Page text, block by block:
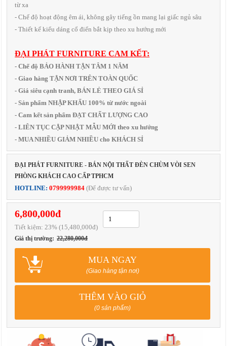
từ xa
- Chế độ hoạt động êm ái, không gây tiếng ồn mang lại giấc ngủ sâu
- Thiết kế kiểu dáng cổ điển bắt kịp theo xu hướng mới
ĐẠI PHÁT FURNITURE CAM KẾT:
- Chế độ BẢO HÀNH TẬN TÂM 1 NĂM
- Giao hàng TẬN NƠI TRÊN TOÀN QUỐC
- Giá siêu cạnh tranh, BÁN LẺ THEO GIÁ SỈ
- Sản phẩm NHẬP KHẨU 100% từ nước ngoài
- Cam kết sản phẩm ĐẠT CHẤT LƯỢNG CAO
- LIÊN TỤC CẬP NHẬT MẪU MỚI theo xu hướng
- MUA NHIỀU GIẢM NHIỀU cho KHÁCH SỈ
ĐẠI PHÁT FURNITURE - BÁN NỘI THẤT ĐÈN CHÙM VÒI SEN
PHÒNG KHÁCH CAO CẤP TPHCM
HOTLINE:0799999984 (Để được tư vấn)
6,800,000đ
Tiết kiệm: 23% (15,480,000đ)
Giá thị trường: 22,280,000đ
MUA NGAY
(Giao hàng tận nơi)
THÊM VÀO GIỎ
(0 sản phẩm)